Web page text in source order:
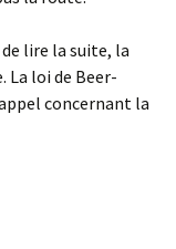
lire la suite, la
loi de Beer-
concernant la
: une loi